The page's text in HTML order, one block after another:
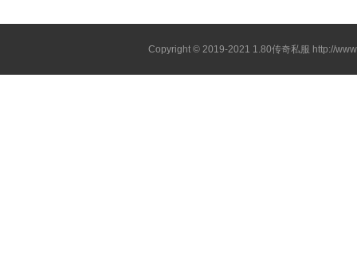
Copyright © 2019-2021 1.80传奇私服 http://